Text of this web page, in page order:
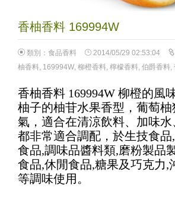
香柚香料 169994W
類別： 食品香料 2014/05/29 02:53:04
柚香料, 169994W, 柳橙香料, 檸檬香料, 伯爵香料,
香柚香料 169994W 柳橙的風
柚子的柚苷水果香型，葡萄
氣，適合在清涼飲料、加味水
都非常適合調配，於生技食
食品,調味品醬料類,磨粉製品
食品,休閒食品,糖果及巧克力,
等調味使用。